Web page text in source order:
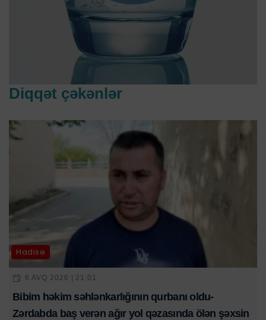
Diqqət çəkənlər
Hadisə
6 AVQ 2026 | 21:01
Bibim həkim səhlənkarlığının qurbanı oldu-
Zərdabda baş verən ağır yol qəzasında ölən şəxsin